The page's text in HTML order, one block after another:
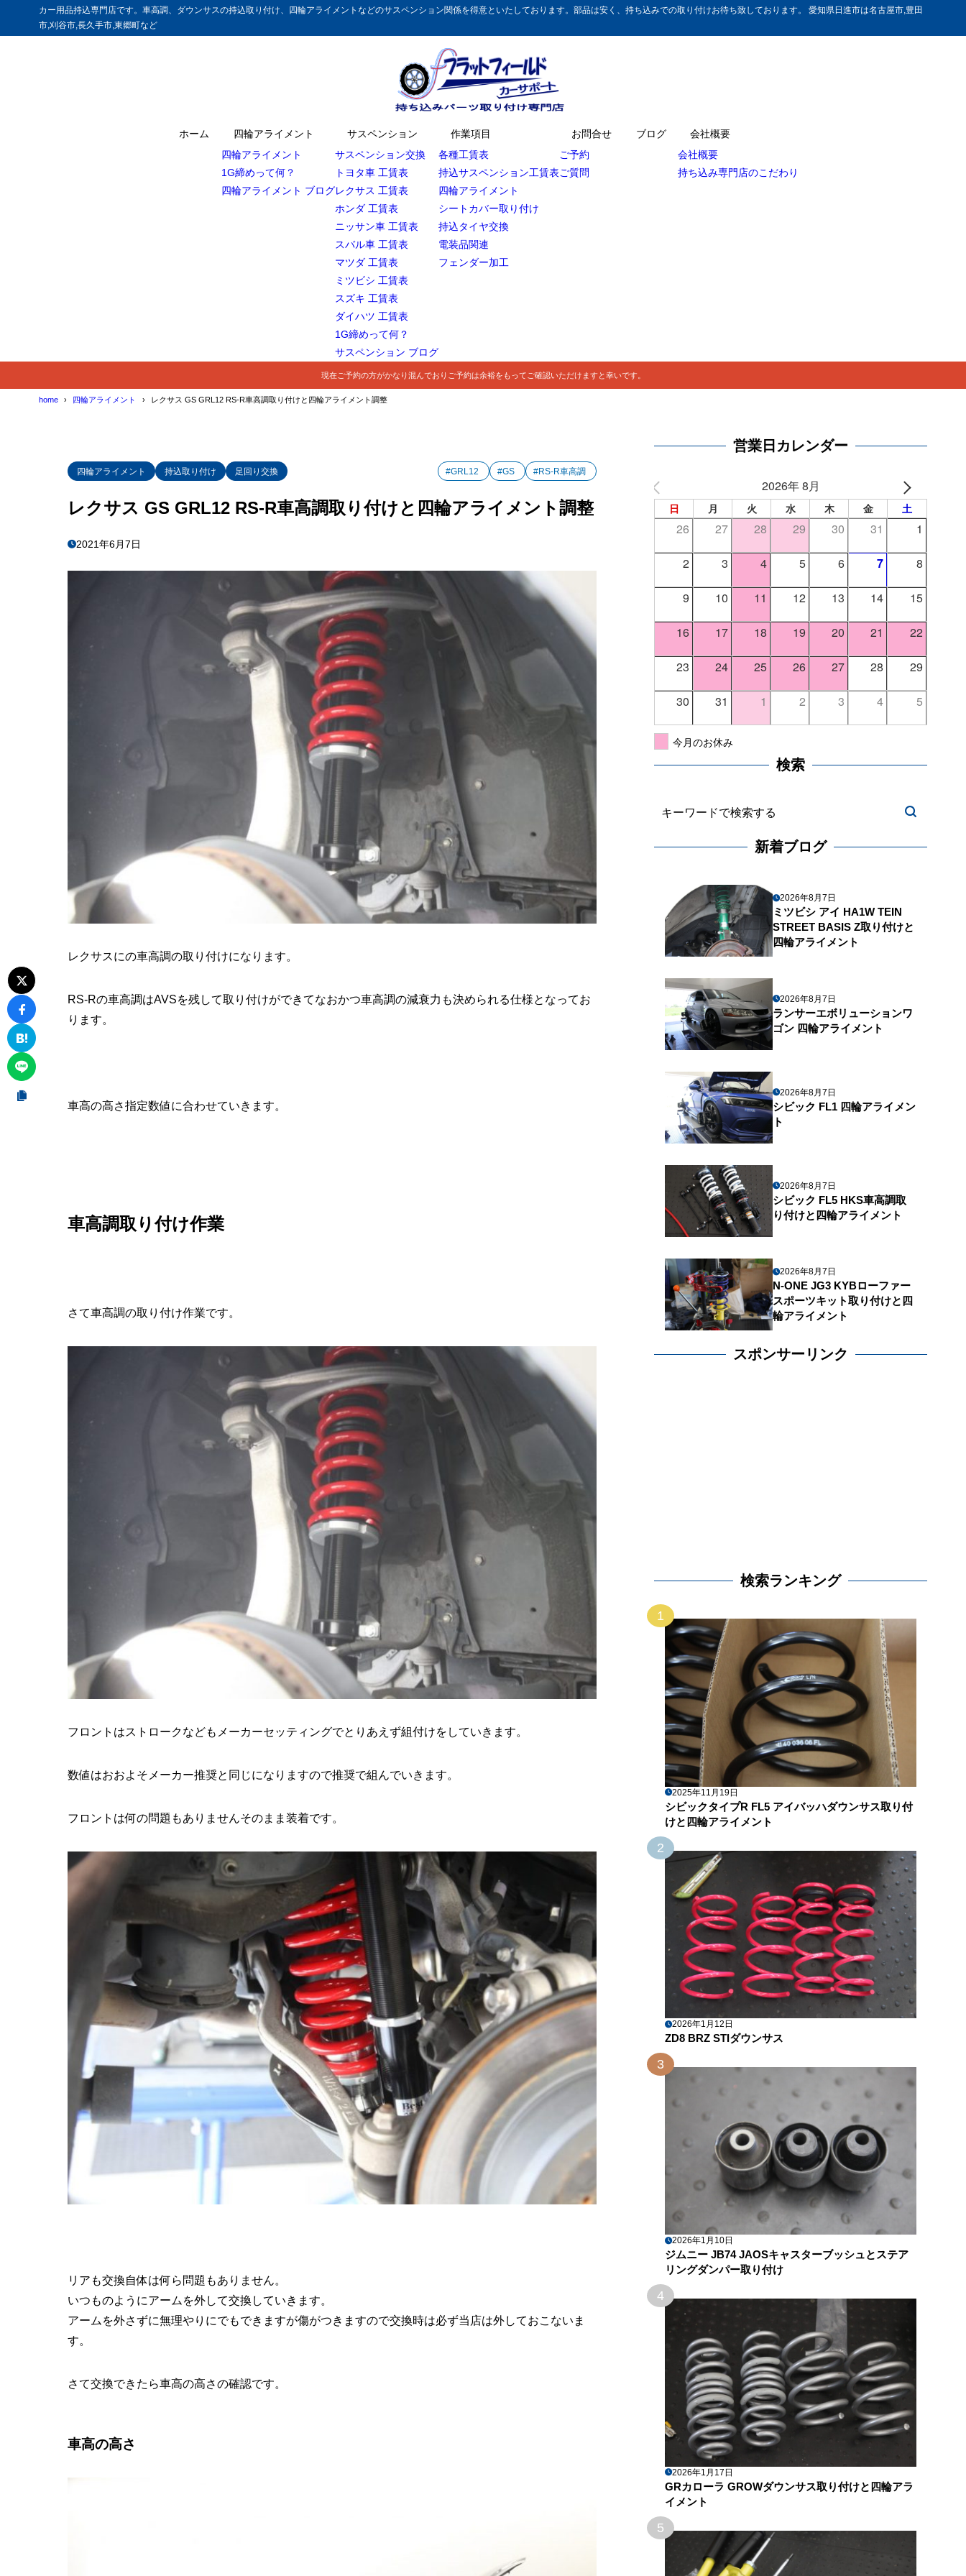
カー用品持込専門店です。車高調、ダウンサスの持込取り付け、四輪アライメントなどのサスペンション関係を得意といたしております。部品は安く、持ち込みでの取り付けお待ち致しております。 愛知県日進市は名古屋市,豊田
市,刈谷市,長久手市,東郷町など
ホーム
四輪アライメント
四輪アライメント
1G締めって何？
四輪アライメント ブログ
サスペンション
サスペンション交換
トヨタ車 工賃表
レクサス 工賃表
ホンダ 工賃表
ニッサン車 工賃表
スバル車 工賃表
マツダ 工賃表
ミツビシ 工賃表
スズキ 工賃表
ダイハツ 工賃表
1G締めって何？
サスペンション ブログ
作業項目
各種工賃表
持込サスペンション工賃表
四輪アライメント
シートカバー取り付け
持込タイヤ交換
電装品関連
フェンダー加工
お問合せ
ご予約
ご質問
ブログ
会社概要
会社概要
持ち込み専門店のこだわり
現在ご予約の方がかなり混んでおりご予約は余裕をもってご確認いただけますと幸いです。
home 四輪アライメント レクサス GS GRL12 RS-R車高調取り付けと四輪アライメント調整
四輪アライメント 持込取り付け 足回り交換 #GRL12 #GS #RS-R車高調
レクサス GS GRL12 RS-R車高調取り付けと四輪アライメント調整
2021年6月7日
レクサスにの車高調の取り付けになります。
RS-Rの車高調はAVSを残して取り付けができてなおかつ車高調の減衰力も決められる仕様となってお
ります。
車高の高さ指定数値に合わせていきます。
車高調取り付け作業
さて車高調の取り付け作業です。
フロントはストロークなどもメーカーセッティングでとりあえず組付けをしていきます。
数値はおおよそメーカー推奨と同じになりますので推奨で組んでいきます。
フロントは何の問題もありませんそのまま装着です。
リアも交換自体は何ら問題もありません。
いつものようにアームを外して交換していきます。
アームを外さずに無理やりにでもできますが傷がつきますので交換時は必ず当店は外しておこないま
す。
さて交換できたら車高の高さの確認です。
車高の高さ
営業日カレンダー
2026年 8月
日 月 火 水 木 金 土
26 27 28 29 30 31 1
2 3 4 5 6 7 8
9 10 11 12 13 14 15
16 17 18 19 20 21 22
23 24 25 26 27 28 29
30 31 1 2 3 4 5
今月のお休み
検索
新着ブログ
2026年8月7日
ミツビシ アイ HA1W TEIN
STREET BASIS Z取り付けと
四輪アライメント
2026年8月7日
ランサーエボリューションワ
ゴン 四輪アライメント
2026年8月7日
シビック FL1 四輪アライメン
ト
2026年8月7日
シビック FL5 HKS車高調取
り付けと四輪アライメント
2026年8月7日
N-ONE JG3 KYBローファー
スポーツキット取り付けと四
輪アライメント
スポンサーリンク
検索ランキング
1
2025年11月19日
シビックタイプR FL5 アイバッハダウンサス取り付
けと四輪アライメント
2
2026年1月12日
ZD8 BRZ STIダウンサス
3
2026年1月10日
ジムニー JB74 JAOSキャスターブッシュとステア
リングダンパー取り付け
4
2026年1月17日
GRカローラ GROWダウンサス取り付けと四輪アラ
イメント
5